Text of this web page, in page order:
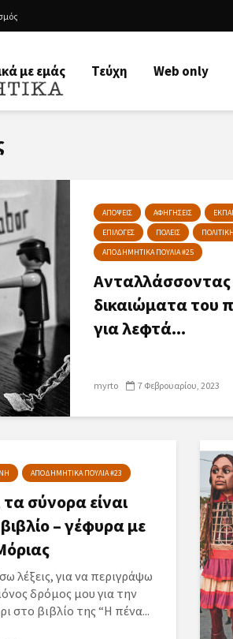
με εμάς Τεύχη Web only
ΑΠΟΨΕΙΣ ΑΦΗΓΗΣΕΙΣ
ΕΠΙΛΟΓΕΣ
ΠΟΛΕΙΣ
ΠΟΛΙΤΙΚΗ
ΑΠΟΔΗΜΗΤΙΚΑ ΠΟΥΛΙΑ #25
δικαιώματα του
για λεφτά...
myrto 7 Φεβρουαρίου, 2023
ΑΠΟΔΗΜΗΤΙΚΑ ΠΟΥΛΙΑ #23
σύνορα είναι
– γέφυρα με
λέξεις, για να περιγράψω
δρόμος μου για την
στο βιβλίο της “Η πένα...